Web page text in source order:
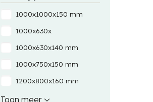
1000x1000x150 mm
1000x630x
1000x630x140 mm
1000x750x150 mm
1200x800x160 mm
1600x1000x180 mm
Toon meer